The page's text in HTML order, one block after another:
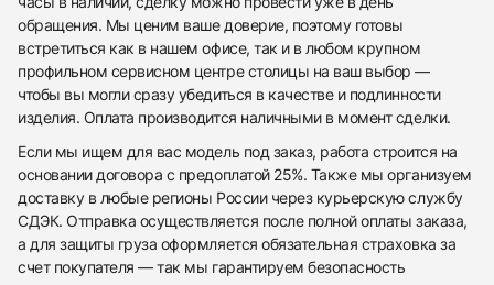
обращения. Мы ценим ваше доверие, поэтому готовы
встретиться как в нашем офисе, так и в любом крупном
профильном сервисном центре столицы на ваш выбор —
чтобы вы могли сразу убедиться в качестве и подлинности
изделия. Оплата производится наличными в момент сделки.
Если мы ищем для вас модель под заказ, работа строится на
основании договора с предоплатой 25%. Также мы организуем
доставку в любые регионы России через курьерскую службу
СДЭК. Отправка осуществляется после полной оплаты заказа,
а для защиты груза оформляется обязательная страховка за
счет покупателя — так мы гарантируем безопасность